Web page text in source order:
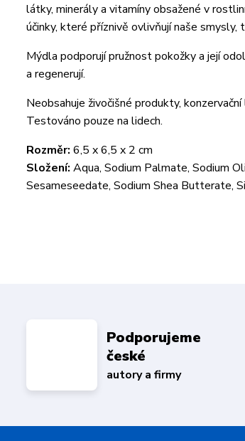
látky, minerály a vitamíny obsažené v
účinky, které příznivě ovlivňují naše smysly,
Mýdla podporují pružnost pokožky a její
a regenerují.
Neobsahuje živočišné produkty,
Testováno pouze na lidech.
Rozměr: 6,5 x 6,5 x 2 cm
Složení: Aqua, Sodium Palmate, Sodium
Sesameseedate, Sodium Shea Butterate,
Podporujeme
české
autory a firmy